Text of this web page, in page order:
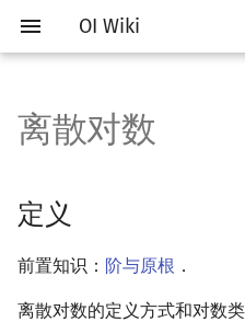
OI Wiki
入
以
始
搜
索
Getting Started
关于本项目
如何参与
OI Wiki 不是什么
比赛相关简介
赛事
题型
学习路线
工具软件简介
代码编辑工具
评测工具
命令行
语言基础简介
C++ 基础
C++ 标准库
C++ 进阶
算法基础简介
复杂度
枚举
模拟
搜索部分简介
DFS（搜索）
BFS（搜索）
双向搜索
动态规划部分简介
动态规划基础
记忆化搜索
背包 DP
字符串部分简介
字符串基础
标准库
字符串匹配
数字系统简介
进位制
平衡三进制
格雷码
定义
性质
大步小步算法
算法描述
多项式与生成函数简介
代数基本定理
快速傅里叶变换
快速数论变换
排列组合
抽屉原理
容斥原理
斐波那契数列
线性代数简介
向量
内积和外积
矩阵
线性规划基础
单纯形法
基本概念
群论
环论
域论
基本概念
条件概率与独立性
随机变量
随机变量的数字特征
博弈论简介
公平组合游戏
零和游戏
非公平组合游戏
插值
数值积分
高斯消元
牛顿迭代法
数据结构部分简介
栈
队列
链表
图论部分简介
图论相关概念
图的存储
DFS（图论）
计算几何部分简介
二维计算几何基础
三维计算几何基础
距离
杂项简介
离散化
双指针
离线算法
RMQ
并查集应用
括号序列
线段树与离线询问
离散对数
定义
前置知识： 阶与原根 ．
离散对数的定义方式和对数